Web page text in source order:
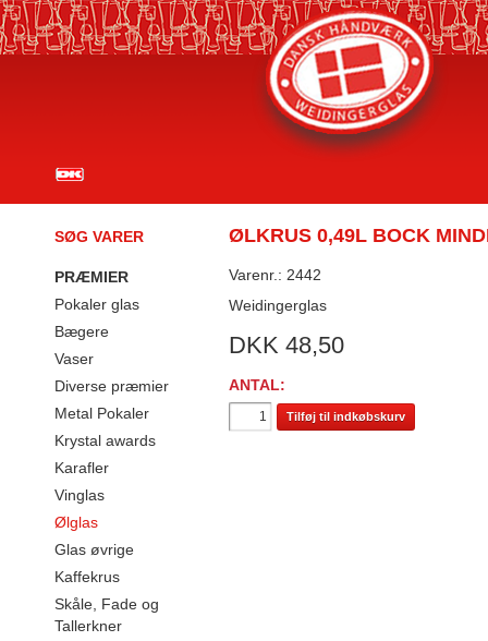
SØG VARER
PRÆMIER
Pokaler glas
Bægere
Vaser
Diverse præmier
Metal Pokaler
Krystal awards
Karafler
Vinglas
Ølglas
Glas øvrige
Kaffekrus
Skåle, Fade og
Tallerkner
ØLKRUS 0,49L BOCK
Varenr.: 2442
Weidingerglas
DKK 48,50
ANTAL:
Tilføj til indkøbskurv